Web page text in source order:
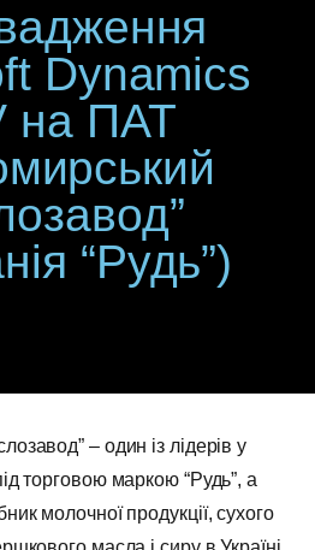
Dynamics
на ПАТ
“Рудь”)
– один із лідерів у
торговою маркою “Рудь”, а
молочної продукції, сухого